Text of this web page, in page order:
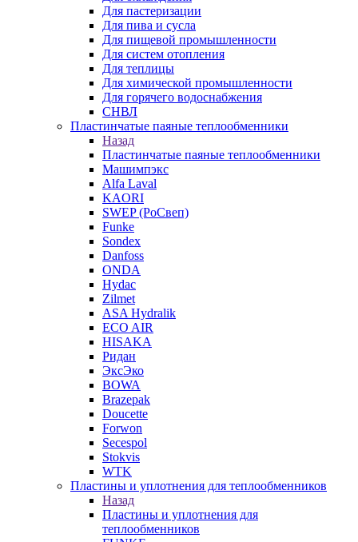
Для пастеризации
Для пива и сусла
Для пищевой промышленности
Для систем отопления
Для теплицы
Для химической промышленности
Для горячего водоснабжения
СНВЛ
Пластинчатые паяные теплообменники
Назад
Пластинчатые паяные теплообменники
Машимпэкс
Alfa Laval
KAORI
SWEP (РоСвеп)
Funke
Sondex
Danfoss
ONDA
Hydac
Zilmet
ASA Hydralik
ECO AIR
HISAKA
Ридан
ЭксЭко
BOWA
Brazepak
Doucette
Forwon
Secespol
Stokvis
WTK
Пластины и уплотнения для теплообменников
Назад
Пластины и уплотнения для
теплообменников